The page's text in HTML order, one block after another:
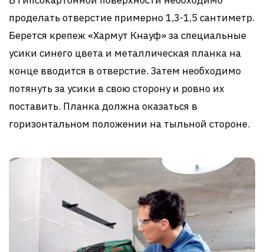
проделать отверстие примерно 1,3-1,5 сантиметр.
Берется крепеж «Хармут Кнауф» за специальные
усики синего цвета и металлическая планка на
конце вводится в отверстие. Затем необходимо
потянуть за усики в свою сторону и ровно их
поставить. Планка должна оказаться в
горизонтальном положении на тыльной стороне.